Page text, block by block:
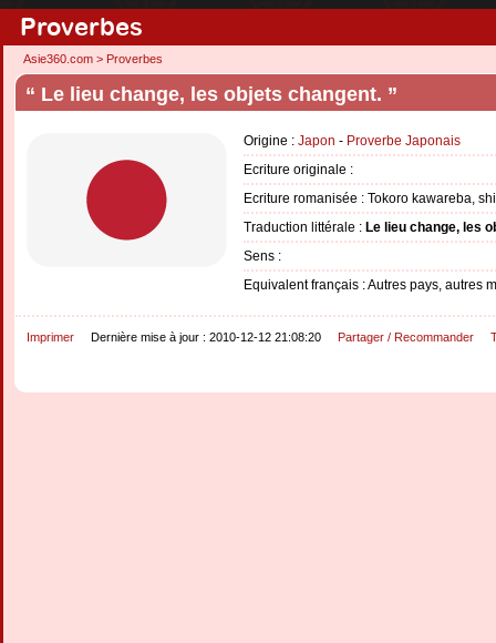
Proverbes
Asie360.com > Proverbes
“ Le lieu change, les objets changent. ”
Origine : Japon - Proverbe Japonais
Ecriture originale :
Ecriture romanisée : Tokoro kawareba,
Traduction littérale : Le lieu change, les
Sens :
Equivalent français : Autres pays, autres
Imprimer Dernière mise à jour : 2010-12-12 21:08:20 Partager / Recommander